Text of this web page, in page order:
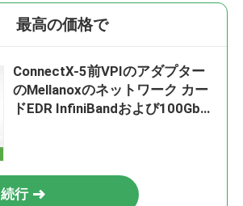
最高の価格で
ConnectX-5前VPIのアダプター
のMellanoxのネットワーク カー
ドEDR InfiniBandおよび100GbE
続行